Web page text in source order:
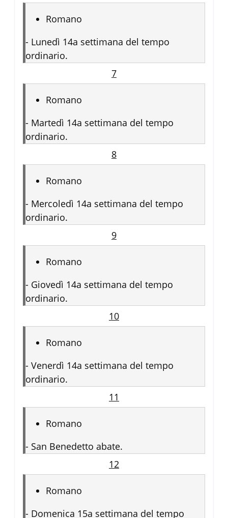
Romano
- Lunedì 14a settimana del tempo
ordinario.
7
Romano
- Martedì 14a settimana del tempo
ordinario.
8
Romano
- Mercoledì 14a settimana del tempo
ordinario.
9
Romano
- Giovedì 14a settimana del tempo
ordinario.
10
Romano
- Venerdì 14a settimana del tempo
ordinario.
11
Romano
- San Benedetto abate.
12
Romano
- Domenica 15a settimana del tempo